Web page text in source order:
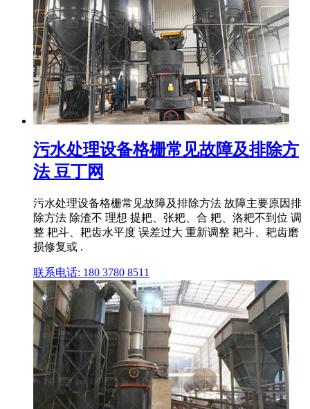
污水处理设备格栅常见故障及排除方
法 豆丁网
污水处理设备格栅常见故障及排除方法 故障主要原因排
除方法 除渣不 理想 提耙、张耙、合 耙、洛耙不到位 调
整 耙斗、耙齿水平度 误差过大 重新调整 耙斗、耙齿磨
损修复或 .
联系电话: 180 3780 8511